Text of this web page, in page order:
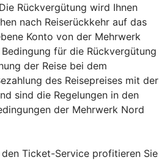
Rückvergütung wird Ihnen
nach Reiserückkehr auf das
Konto von der Mehrwerk
für die Rückvergütung
der Reise bei dem
des Reisepreises mit der
sind die Regelungen in den
der Mehrwerk Nord
Ticket-Service profitieren Sie